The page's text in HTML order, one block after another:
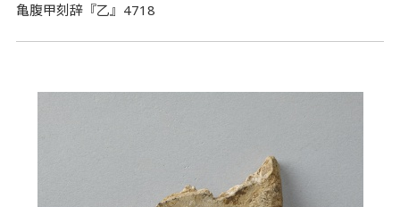
亀腹甲刻辞『乙』4718